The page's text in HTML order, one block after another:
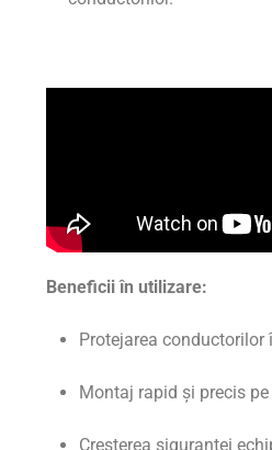
Beneficii în utilizare:
Protejarea
Montaj rapid și precis
Creșterea siguranței